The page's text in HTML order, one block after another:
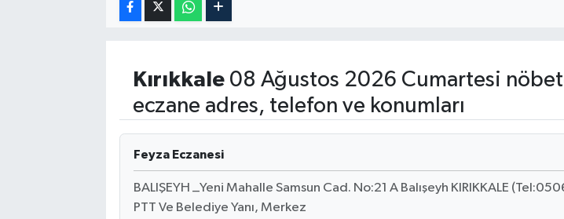
Kırıkkale08 Ağustos 2026 Cumartesi
eczane adres, telefon ve konumları
Feyza Eczanesi
BALIŞEYH _Yeni Mahalle Samsun Cad. No:21 A Balışeyh KIRIKKALE
PTT Ve Belediye Yanı, Merkez
Son Dakika Haberleri